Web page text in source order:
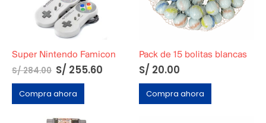
Super Nintendo Famicon
S/284.00 S/ 255.60
Compra ahora
Pack de 15 bolitas blancas
S/ 20.00
Compra ahora